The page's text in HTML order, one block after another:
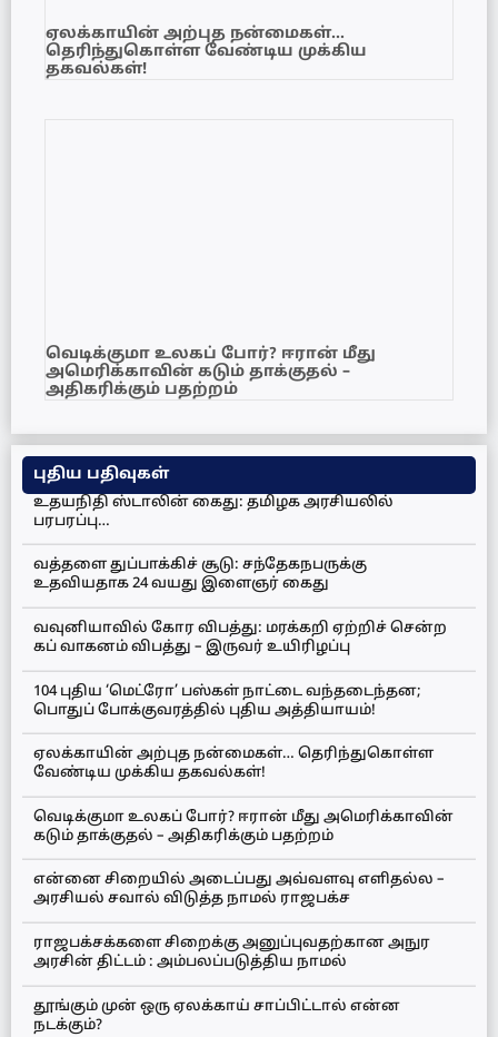
ஏலக்காயின் அற்புத நன்மைகள்…
தெரிந்துகொள்ள வேண்டிய முக்கிய
தகவல்கள்!
வெடிக்குமா உலகப் போர்? ஈரான் மீது
அமெரிக்காவின் கடும் தாக்குதல் –
அதிகரிக்கும் பதற்றம்
புதிய பதிவுகள்
உதயநிதி ஸ்டாலின் கைது: தமிழக அரசியலில்
பரபரப்பு…
வத்தளை துப்பாக்கிச் சூடு: சந்தேகநபருக்கு
உதவியதாக 24 வயது இளைஞர் கைது
வவுனியாவில் கோர விபத்து: மரக்கறி ஏற்றிச் சென்ற
கப் வாகனம் விபத்து – இருவர் உயிரிழப்பு
104 புதிய ‘மெட்ரோ’ பஸ்கள் நாட்டை வந்தடைந்தன;
பொதுப் போக்குவரத்தில் புதிய அத்தியாயம்!
ஏலக்காயின் அற்புத நன்மைகள்… தெரிந்துகொள்ள
வேண்டிய முக்கிய தகவல்கள்!
வெடிக்குமா உலகப் போர்? ஈரான் மீது அமெரிக்காவின்
கடும் தாக்குதல் – அதிகரிக்கும் பதற்றம்
என்னை சிறையில் அடைப்பது அவ்வளவு எளிதல்ல –
அரசியல் சவால் விடுத்த நாமல் ராஜபக்ச
ராஜபக்சக்களை சிறைக்கு அனுப்புவதற்கான அநுர
அரசின் திட்டம் : அம்பலப்படுத்திய நாமல்
தூங்கும் முன் ஒரு ஏலக்காய் சாப்பிட்டால் என்ன
நடக்கும்?